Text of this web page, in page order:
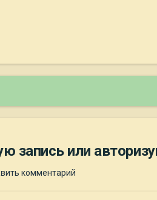
запись или
комментарий